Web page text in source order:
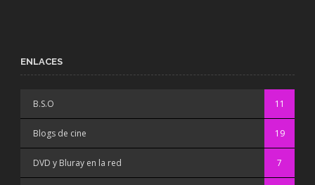
ENLACES
B.S.O 11
Blogs de cine 19
DVD y Bluray en la red 7